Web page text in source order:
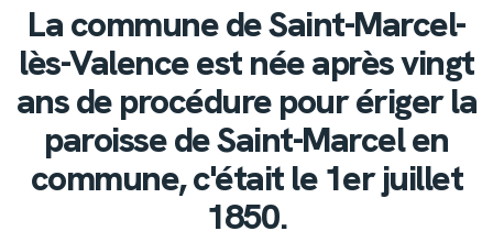
La commune de Saint-Marcel-
lès-Valence est née après vingt
ans de procédure pour ériger la
paroisse de Saint-Marcel en
commune, c'était le 1er juillet
1850.